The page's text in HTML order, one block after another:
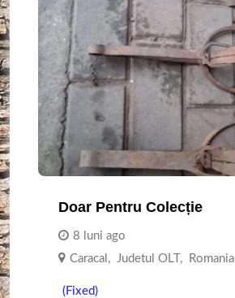
Doar Pentru Colecție
8 luni ago
Caracal , Judetul OLT , Romania
(Fixed)